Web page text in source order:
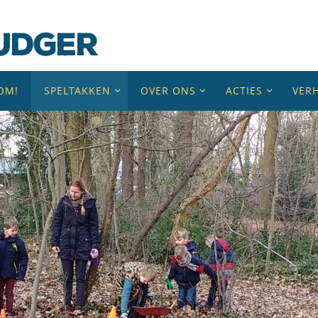
SPELTAKKEN OVER ONS ACTIES